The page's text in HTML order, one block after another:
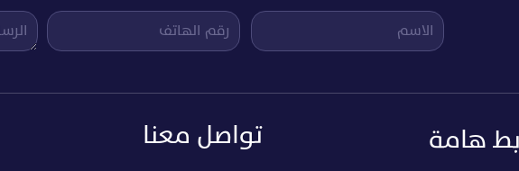
تواصل معنا هامة